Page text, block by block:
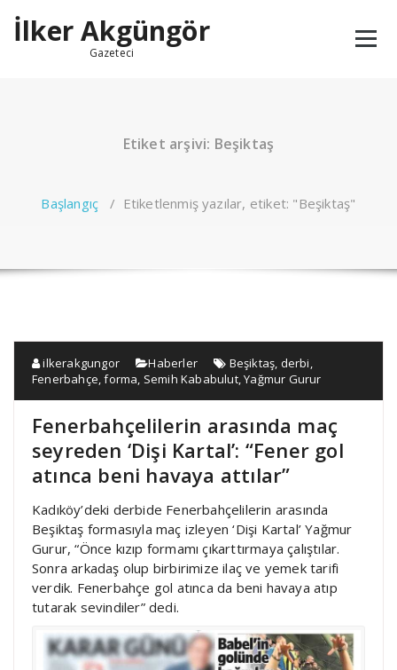
geçİlker Akgüngör
Gazeteci
Etiket arşivi: Beşiktaş
Başlangıç / Etiketlenmiş yazılar, etiket: "Beşiktaş"
ilkerakgungor Haberler Beşiktaş, derbi,
Fenerbahçe,forma, Semih Kababulut,Yağmur Gurur
Fenerbahçelilerin arasında maç
seyreden ‘Dişi Kartal’: “Fener gol
atınca beni havaya attılar”
Kadıköy’deki derbide Fenerbahçelilerin arasında
Beşiktaş formasıyla maç izleyen ‘Dişi Kartal’ Yağmur
Gurur, “Önce kızıp formamı çıkarttırmaya çalıştılar.
Sonra arkadaş olup birbirimize ilaç ve yemek tarifi
verdik. Fenerbahçe gol atınca da beni havaya atıp
tutarak sevindiler” dedi.